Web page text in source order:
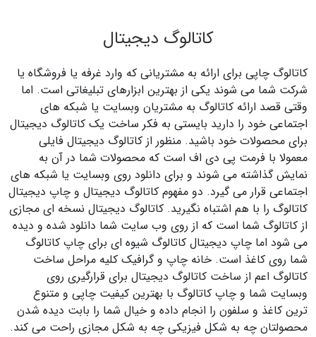
کاتالوگ دیجیتال
کاتالوگ چاپی برای ارائه به مشتریانی که وارد غرفه یا فروشگاه یا
شرکت شما می شوند یکی از بهترین ابزارهای تبلیغاتی است. اما
وقتی قصد ارائه کاتالوگ به مشتریان وبسایت یا شبکه های
اجتماعی خود را دارید بایستی به فکر ساخت یک کاتالوگ دیجیتال
برای محصولات خود باشید. منظور از کاتالوگ دیجیتال فایلی
معمولا با فرمت پی دی اف است که محصولات شما در آن به
نمایش گذاشته می شوند و برای دانلود روی وبسایت یا شبکه های
اجتماعی قرار می گیرد. دو مفهوم کاتالوگ دیجیتال و چاپ دیجیتال
کاتالوگ را با هم اشتباه نگیرید. کاتالوگ دیجیتال نسخه ای مجازی
از کاتالوگ شما است که از روی وب سایت شما دانلود شده و دیده
می شود اما چاپ دیجیتال کاتالوگ شیوه ای برای چاپ کاتالوگ
شما روی کاغذ است. خانه چاپ و گرافیک کلیه مراحل ساخت
کاتالوگ اعم از ساخت کاتالوگ دیجیتال برای قرارگیری روی
وبسایت شما و چاپ کاتالوگ با بهترین کیفیت چاپی و متنوع
ترین کاغذ و سلفون را انجام داده و خیال شما را بابت دیده شدن
محصولتان چه به شکل فیزیکی چه به شکل مجازی راحت می کند.